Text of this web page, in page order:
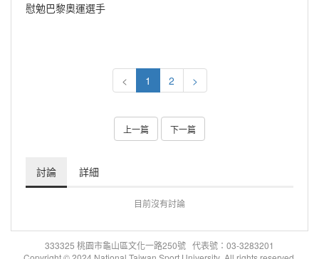
慰勉巴黎奧運選手
< 1 2 >
上一篇 下一篇
討論 詳細
目前沒有討論
333325 桃園市龜山區文化一路250號 代表號：03-3283201